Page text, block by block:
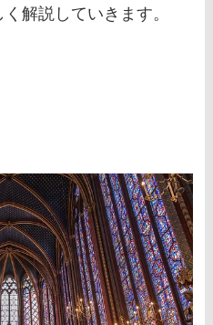
解説していきます。